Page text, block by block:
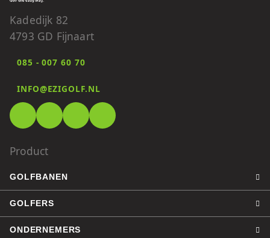
Kadedijk 82
4793 GD Fijnaart
085 - 007 60 70
INFO@EZIGOLF.NL
Product
GOLFBANEN
GOLFERS
ONDERNEMERS